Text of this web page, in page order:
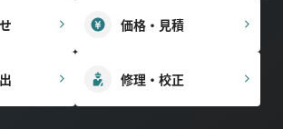
価格・見積
修理・校正